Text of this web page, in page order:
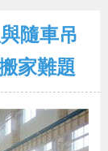
隨車吊
家難題